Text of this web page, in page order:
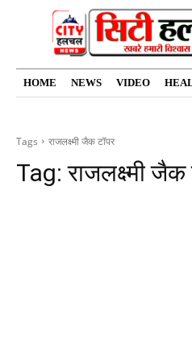
HOME NEWS VIDEO
Tags राजलक्ष्मी जैक टॉपर
Tag:राजलक्ष्मी जैक